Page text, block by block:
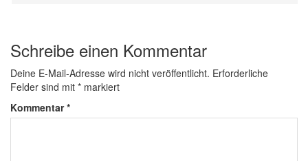
Schreibe einen Kommentar
Deine E-Mail-Adresse wird nicht veröffentlicht. Erforderliche
Felder sind mit * markiert
Kommentar*